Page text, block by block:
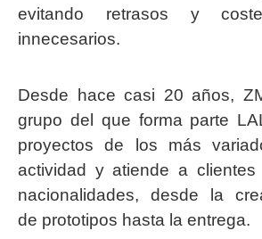
evitando retrasos y
innecesarios.
Desde hace casi 20 años,
grupo del que forma parte
proyectos de los más
actividad y atiende a
nacionalidades, desde la
de prototipos hasta la entrega.